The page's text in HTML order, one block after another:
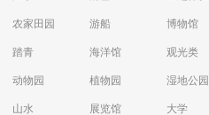
农家田园 游船 博物馆
踏青 海洋馆 观光类
动物园 植物园 湿地公园
山水 展览馆 大学